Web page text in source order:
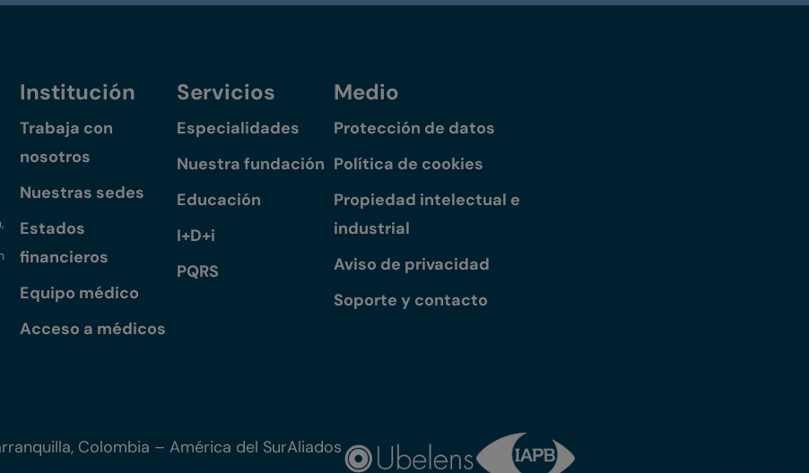
Institución
Trabaja con
nosotros
Nuestras sedes
Estados
financieros
Equipo médico
Acceso a médicos
Servicios
Especialidades
Nuestra fundación
Educación
I+D+i
PQRS
Medio
Protección de datos
Política de cookies
Propiedad intelectual e
industrial
Aviso de privacidad
Soporte y contacto
Colombia – América del SurAliados